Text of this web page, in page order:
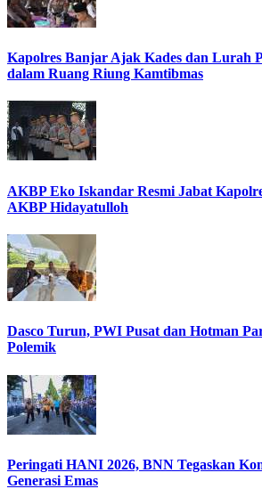
Kapolres Banjar Ajak Kades dan Lurah
dalam Ruang Riung Kamtibmas
AKBP Eko Iskandar Resmi Jabat
AKBP Hidayatulloh
Dasco Turun, PWI Pusat dan Hotman
Polemik
Peringati HANI 2026, BNN Tegaskan
Generasi Emas